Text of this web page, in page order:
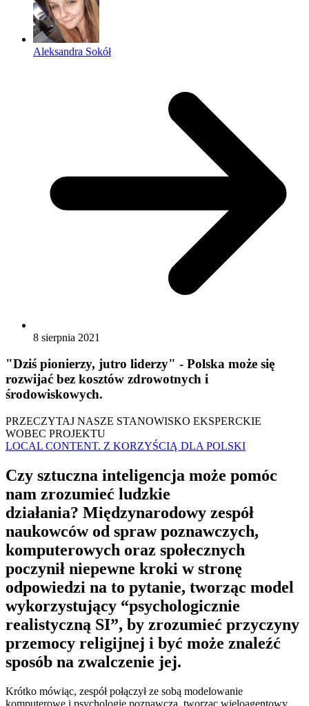
Aleksandra Sokół
8 sierpnia 2021
"Dziś pionierzy, jutro liderzy" - Polska może się
rozwijać bez kosztów zdrowotnych i
środowiskowych.
PRZECZYTAJ NASZE STANOWISKO EKSPERCKIE
WOBEC PROJEKTU
LOCAL CONTENT. Z KORZYŚCIĄ DLA POLSKI
Czy sztuczna inteligencja może pomóc
nam zrozumieć ludzkie
działania? Międzynarodowy zespół
naukowców od spraw poznawczych,
komputerowych oraz społecznych
poczynił niepewne kroki w stronę
odpowiedzi na to pytanie, tworząc model
wykorzystujący “psychologicznie
realistyczną SI”, by zrozumieć przyczyny
przemocy religijnej i być może znaleźć
sposób na zwalczenie jej.
Krótko mówiąc, zespół połączył ze sobą modelowanie
komputerowe i psychologię poznawczą, tworząc wieloagentowy